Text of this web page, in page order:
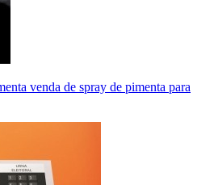
venda de spray de pimenta para